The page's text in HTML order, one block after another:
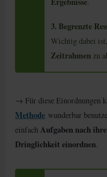
3. Begrenzte
Wichtig dabei
Zeitrahmen zu
→ Für diese Einordnungen
Methode wunderbar
einfachAufgaben nach
Dringlichkeit einordnen.